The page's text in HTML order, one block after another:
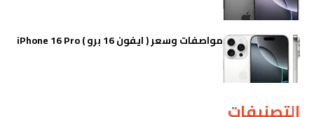
مواصفات وسعر ( ايفون 16 برو ) iPhone 16 Pro
التصنيفات